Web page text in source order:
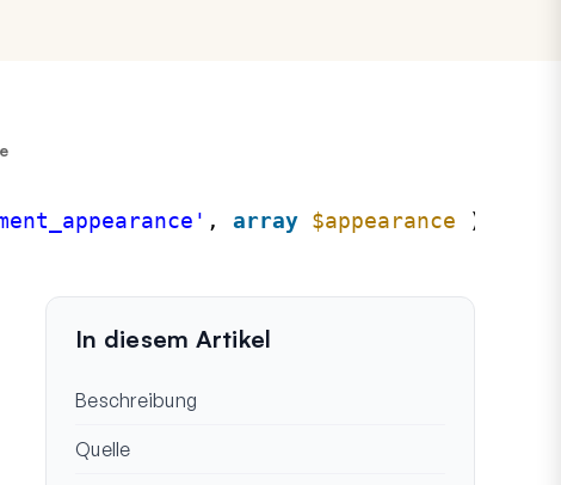
, array $appearance )
In diesem Artikel
Beschreibung
Quelle